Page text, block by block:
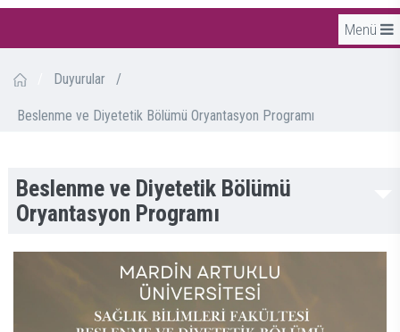
Menü
Duyurular /
Beslenme ve Diyetetik Bölümü Oryantasyon Programı
Beslenme ve Diyetetik Bölümü
Oryantasyon Programı